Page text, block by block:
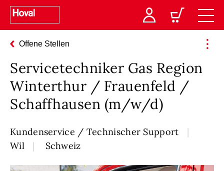
Offene Stellen
Servicetechniker Gas Region
Winterthur / Frauenfeld /
Schaffhausen (m/w/d)
Kundenservice / Technischer Support
Wil
Schweiz